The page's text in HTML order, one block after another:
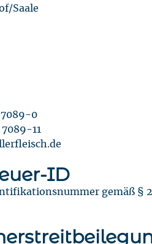
Saale
7089-0
11
ID
gemäß §